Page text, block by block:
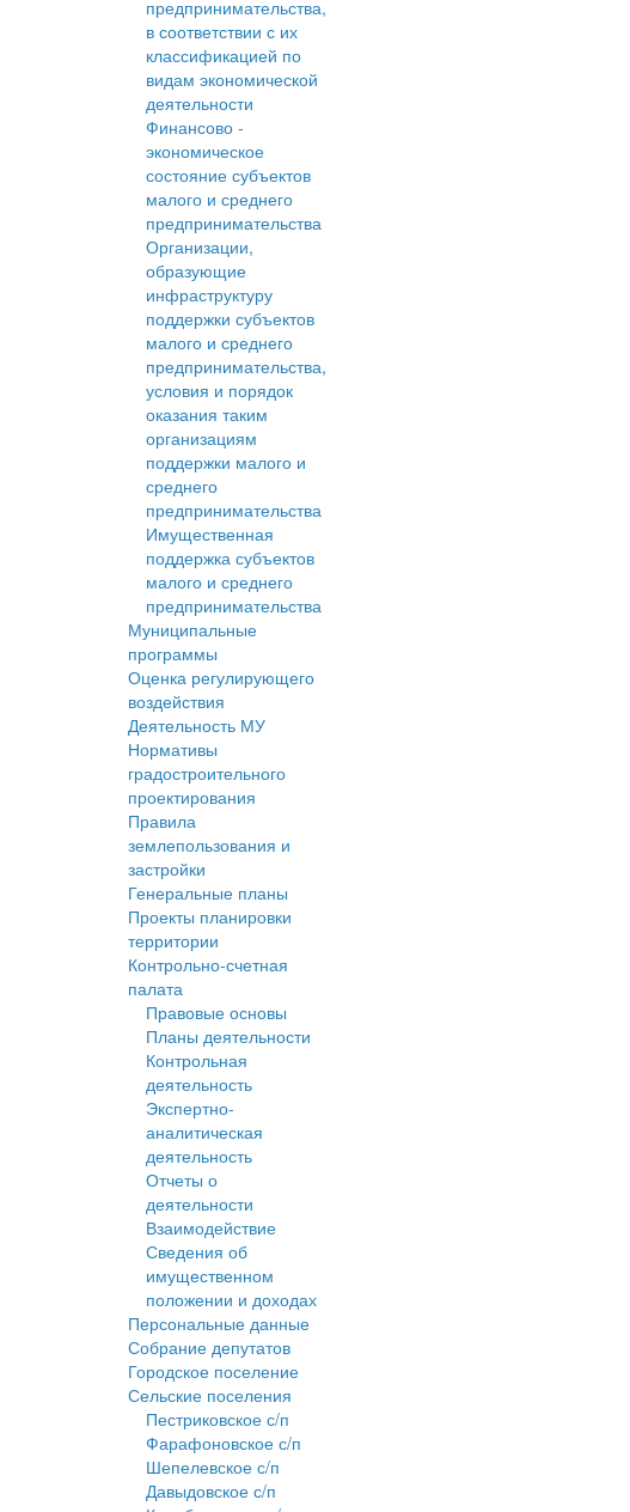
предпринимательства,
в соответствии с их
классификацией по
видам экономической
деятельности
Финансово -
экономическое
состояние субъектов
малого и среднего
предпринимательства
Организации,
образующие
инфраструктуру
поддержки субъектов
малого и среднего
предпринимательства,
условия и порядок
оказания таким
организациям
поддержки малого и
среднего
предпринимательства
Имущественная
поддержка субъектов
малого и среднего
предпринимательства
Муниципальные
программы
Оценка регулирующего
воздействия
Деятельность МУ
Нормативы
градостроительного
проектирования
Правила
землепользования и
застройки
Генеральные планы
Проекты планировки
территории
Контрольно-счетная
палата
Правовые основы
Планы деятельности
Контрольная
деятельность
Экспертно-
аналитическая
деятельность
Отчеты о
деятельности
Взаимодействие
Сведения об
имущественном
положении и доходах
Персональные данные
Собрание депутатов
Городское поселение
Сельские поселения
Пестриковское с/п
Фарафоновское с/п
Шепелевское с/п
Давыдовское с/п